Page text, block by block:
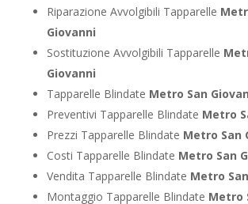
Riparazione Avvolgibili Tapparelle
Giovanni
Sostituzione Avvolgibili Tapparelle
Giovanni
Tapparelle Blindate Metro San
Preventivi Tapparelle Blindate Metro
Prezzi Tapparelle Blindate Metro San
Costi Tapparelle Blindate Metro San
Vendita Tapparelle Blindate Metro
Montaggio Tapparelle Blindate Metro